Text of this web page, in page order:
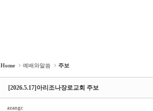
Home 예배와말씀 주보
[2026.5.17]아리조나장로교회 주보
azangc